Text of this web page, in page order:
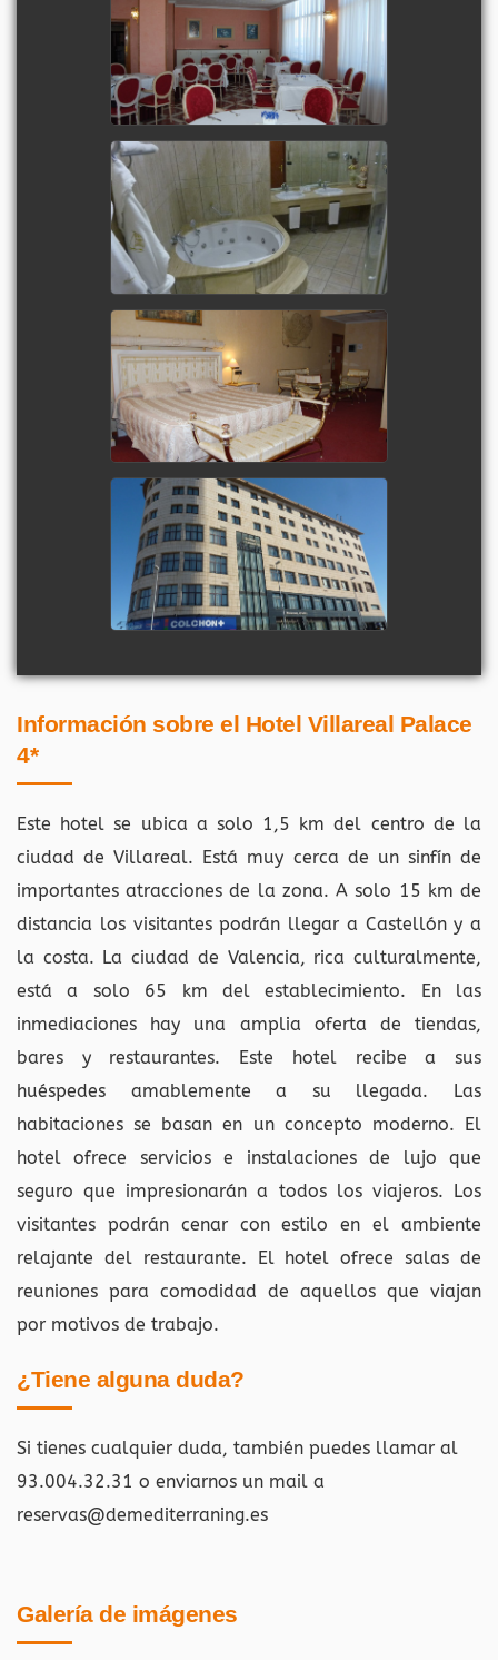
Información sobre el Hotel Villareal Palace
4*
Este hotel se ubica a solo 1,5 km del centro de la
ciudad de Villareal. Está muy cerca de un sinfín de
importantes atracciones de la zona. A solo 15 km de
distancia los visitantes podrán llegar a Castellón y a
la costa. La ciudad de Valencia, rica culturalmente,
está a solo 65 km del establecimiento. En las
inmediaciones hay una amplia oferta de tiendas,
bares y restaurantes. Este hotel recibe a sus
huéspedes amablemente a su llegada. Las
habitaciones se basan en un concepto moderno. El
hotel ofrece servicios e instalaciones de lujo que
seguro que impresionarán a todos los viajeros. Los
visitantes podrán cenar con estilo en el ambiente
relajante del restaurante. El hotel ofrece salas de
reuniones para comodidad de aquellos que viajan
por motivos de trabajo.
¿Tiene alguna duda?
Si tienes cualquier duda, también puedes llamar al
93.004.32.31 o enviarnos un mail a
reservas@demediterraning.es
Galería de imágenes